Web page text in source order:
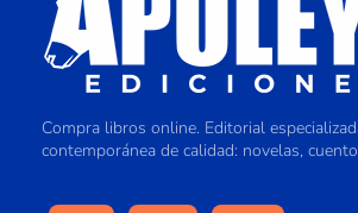
Compra libros online. Editorial
contemporánea de calidad: novelas,